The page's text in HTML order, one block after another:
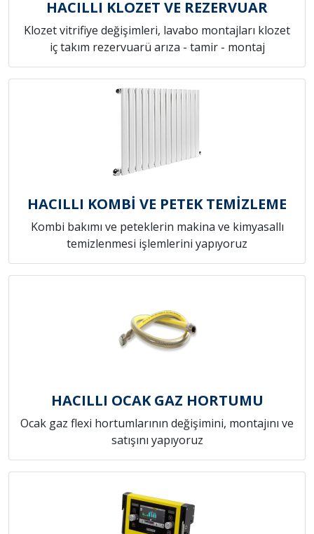
HACILLI KLOZET VE REZERVUAR
Klozet vitrifiye değişimleri, lavabo montajları klozet
iç takım rezervuarü arıza - tamir - montaj
HACILLI KOMBİ VE PETEK TEMİZLEME
Kombi bakımı ve peteklerin makina ve kimyasallı
temizlenmesi işlemlerini yapıyoruz
HACILLI OCAK GAZ HORTUMU
Ocak gaz flexi hortumlarının değişimini, montajını ve
satışını yapıyoruz